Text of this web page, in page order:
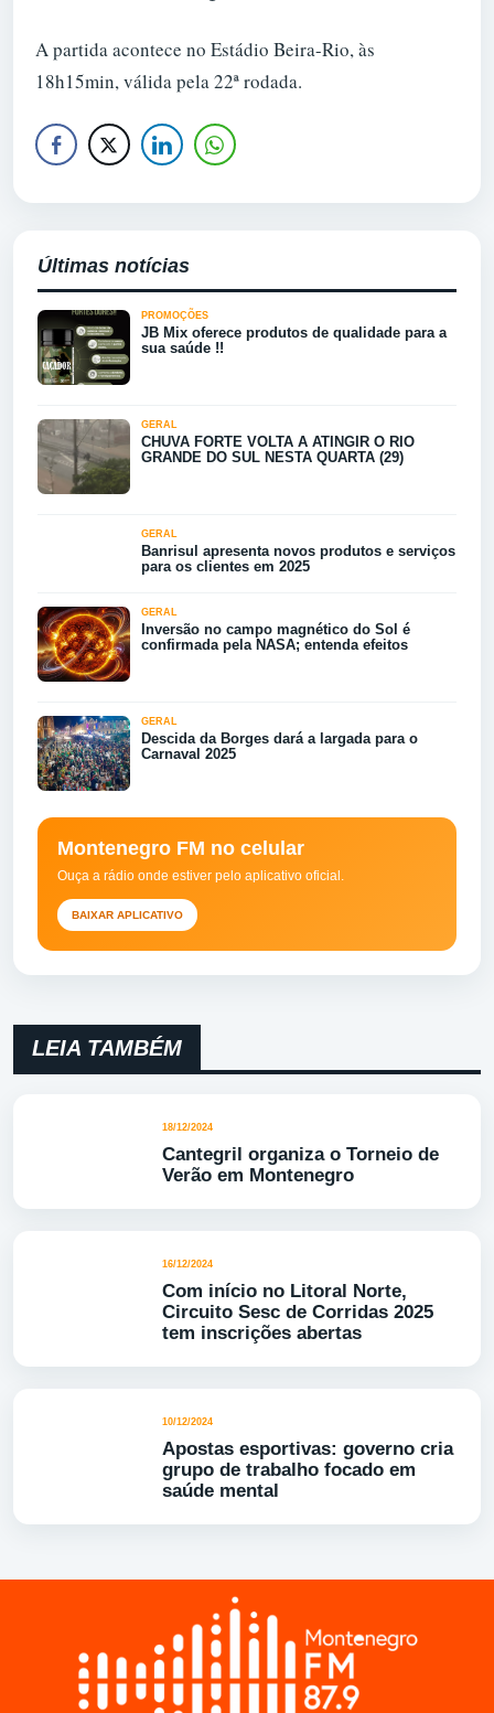
A partida acontece no Estádio Beira-Rio, às
18h15min, válida pela 22ª rodada.
Últimas notícias
PROMOÇÕES
JB Mix oferece produtos de qualidade para a
sua saúde !!
GERAL
CHUVA FORTE VOLTA A ATINGIR O RIO
GRANDE DO SUL NESTA QUARTA (29)
GERAL
Banrisul apresenta novos produtos e serviços
para os clientes em 2025
GERAL
Inversão no campo magnético do Sol é
confirmada pela NASA; entenda efeitos
GERAL
Descida da Borges dará a largada para o
Carnaval 2025
Montenegro FM no celular
Ouça a rádio onde estiver pelo aplicativo oficial.
BAIXAR APLICATIVO
LEIA TAMBÉM
18/12/2024
Cantegril organiza o Torneio de
Verão em Montenegro
16/12/2024
Com início no Litoral Norte,
Circuito Sesc de Corridas 2025
tem inscrições abertas
10/12/2024
Apostas esportivas: governo cria
grupo de trabalho focado em
saúde mental